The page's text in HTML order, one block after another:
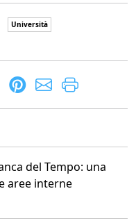
Università
del Tempo: una
aree interne